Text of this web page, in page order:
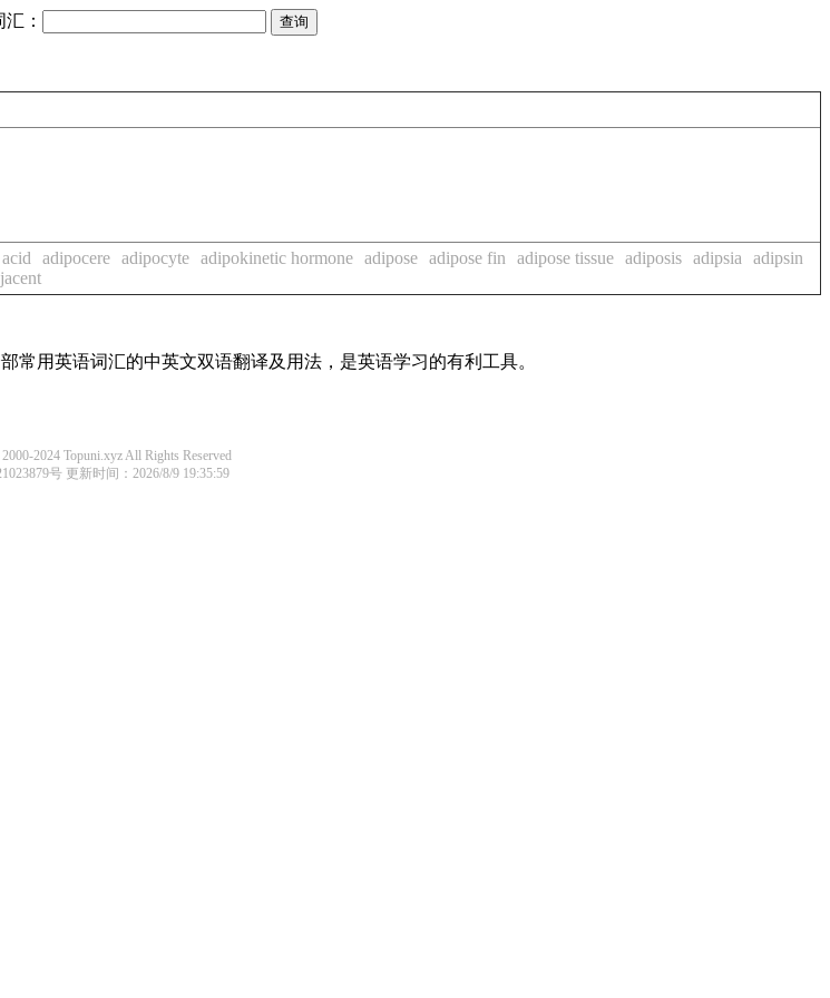
：
adipocere adipocyte adipokinetic hormone adipose adipose fin adipose tissue adiposis adipsia
adipsin
常用英语词汇的中英文双语翻译及用法，是英语学习的有利工具。
2024 Topuni.xyz All Rights Reserved
号更新时间：2026/8/9 19:35:59